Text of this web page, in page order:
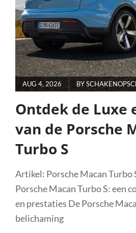
BAG:
INNOVATIE
IN
POSTED
ON
AUG 4, 2026 BY
Ontdek de Luxe
van de Porsche
Turbo S
Artikel: Porsche Macan Turbo
Porsche Macan Turbo S: een
en prestaties De Porsche
belichaming